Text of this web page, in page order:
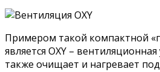
Примером такой компактной
является OXY –
также очищает и нагревает